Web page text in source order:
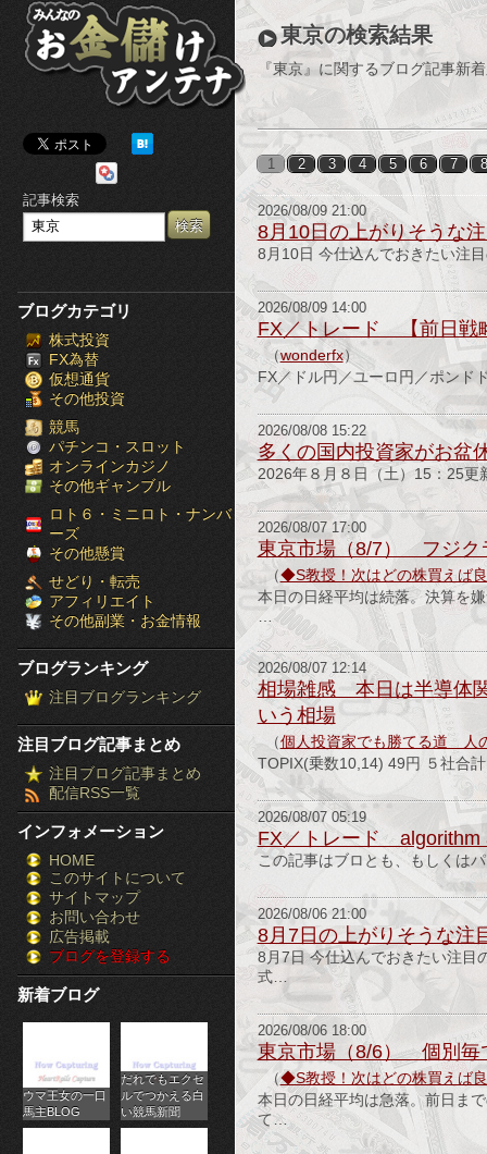
み
ん
な
の
お
金
儲
け
ア
ン
テ
ナ
［ブ
ロ
グ
ラ
ン
キ
ン
グ］-
株
競
馬
パ
チ
ス
ロ
記事検索
ブログカテゴリ
株式投資
FX為替
仮想通貨
その他投資
競馬
パチンコ・スロット
オンラインカジノ
その他ギャンブル
ロト６・ミニロト・ナンバ
ーズ
その他懸賞
せどり・転売
アフィリエイト
その他副業・お金情報
ブログランキング
注目ブログランキング
注目ブログ記事まとめ
注目ブログ記事まとめ
配信RSS一覧
インフォメーション
HOME
このサイトについて
サイトマップ
お問い合わせ
広告掲載
ブログを登録する
新着ブログ
ウマ王女の一口
馬主BLOG
だれでもエクセ
ルでつかえる白
い競馬新聞
東京の検索結果
『東京』に関するブログ記事新
1 2 3 4 5 6 7 8
2026/08/09 21:00
8月10日の上がりそうな
8月10日 今仕込んでおきたい注
2026/08/09 14:00
FX／トレード 【前日戦
（wonderfx）
FX／ドル円／ユーロ円／ポンド
2026/08/08 15:22
多くの国内投資家がお盆
2026年８月８日（土）15：25
2026/08/07 17:00
東京市場（8/7） フジク
（◆S教授！次はどの株買えば
本日の日経平均は続落。決算を
…
2026/08/07 12:14
相場雑感 本日は半導体
いう相場
（個人投資家でも勝てる道 人
TOPIX(乗数10,14) 49円 ５社合
2026/08/07 05:19
FX／トレード algorithm
この記事はブロとも、もしくは
2026/08/06 21:00
8月7日の上がりそうな注
8月7日 今仕込んでおきたい注
式…
2026/08/06 18:00
東京市場（8/6） 個別毎
（◆S教授！次はどの株買えば
本日の日経平均は急落。前日ま
て…